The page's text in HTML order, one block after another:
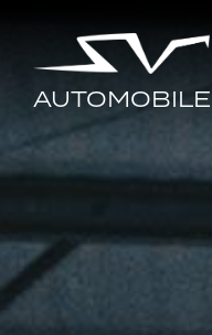
AUTOMOBILE